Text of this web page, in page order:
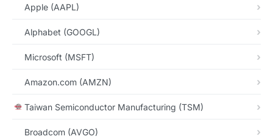
Apple (AAPL)
Alphabet (GOOGL)
Microsoft (MSFT)
Amazon.com (AMZN)
Taiwan Semiconductor Manufacturing (TSM)
Broadcom (AVGO)